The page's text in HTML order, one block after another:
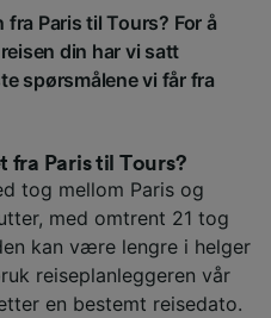
Paris til Tours? For å
din har vi satt
spørsmålene vi får fra
fra Paris til Tours?
tog mellom Paris og
med omtrent 21 tog
kan være lengre i helger
reiseplanleggeren vår
en bestemt reisedato.